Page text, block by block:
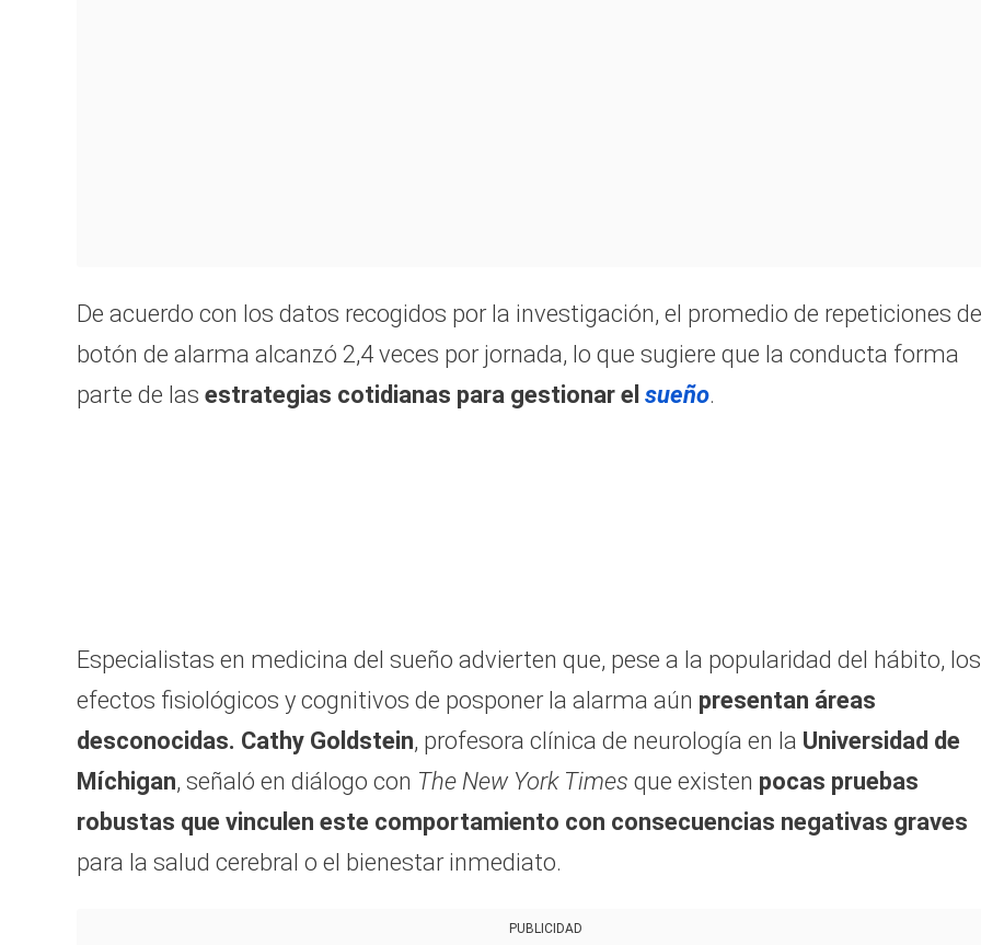
De acuerdo con los datos recogidos por la investigación, el promedio de repeticiones
botón de alarma alcanzó 2,4 veces por jornada, lo que sugiere que la conducta forma
parte de las estrategias cotidianas para gestionar el sueño.
Especialistas en medicina del sueño advierten que, pese a la popularidad del hábito, los
efectos fisiológicos y cognitivos de posponer la alarma aún presentan áreas
desconocidas. Cathy Goldstein, profesora clínica de neurología en la Universidad de
Míchigan, señaló en diálogo con The New York Times que existen pocas pruebas
robustas que vinculen este comportamiento con consecuencias negativas graves
para la salud cerebral o el bienestar inmediato.
PUBLICIDAD